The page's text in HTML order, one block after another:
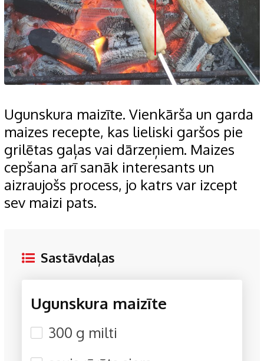
Pinterest
Print
Ugunskura maizīte. Vienkārša un garda
maizes recepte, kas lieliski garšos pie
grilētas gaļas vai dārzeņiem. Maizes
cepšana arī sanāk interesants un
aizraujošs process, jo katrs var izcept
sev maizi pats.
Sastāvdaļas
Ugunskura maizīte
300 g milti